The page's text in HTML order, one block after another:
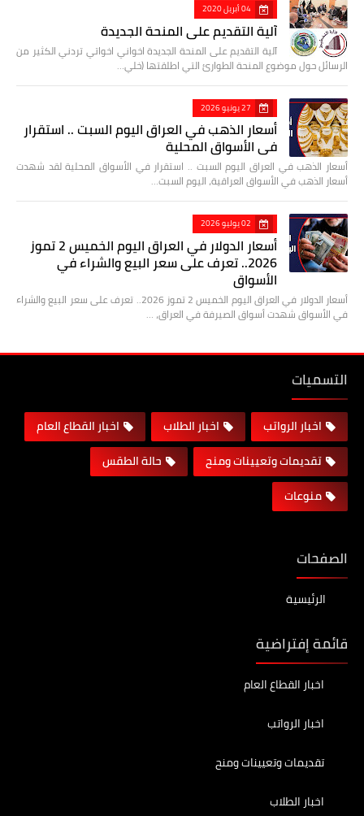
04 أبريل 2020
آلية التقديم على المنحة الجديدة
آلية التقديم على المنحة الجديدة اخواني اخواتي تردني الكثير من
الرسائل حول موضوع المنحة الطوارئ التي اطلقتها (خلي…
27 يونيو 2026
أسعار الذهب في العراق اليوم السبت .. استقرار
في الأسواق المحلية
أسعار الذهب في العراق اليوم السبت .. استقرار في الأسواق المحلية لقد شهدت
أسعار الذهب في الأسواق العراقية، اليوم السبت…
02 يوليو 2026
أسعار الدولار في العراق اليوم الخميس 2 تموز
2026.. تعرف على سعر البيع والشراء في
الأسواق
أسعار الدولار في العراق اليوم الخميس 2 تموز 2026.. تعرف على سعر البيع والشراء
في الأسواق شهدت أسواق الصيرفة في العراق، …
التسميات
اخبار الرواتب اخبار الطلاب
اخبار القطاع العام
تقديمات وتعيينات ومنح
حالة الطقس
منوعات
الصفحات
الرئيسية
قائمة إفتراضية
اخبار القطاع العام
اخبار الرواتب
تقديمات وتعيينات ومنح
اخبار الطلاب